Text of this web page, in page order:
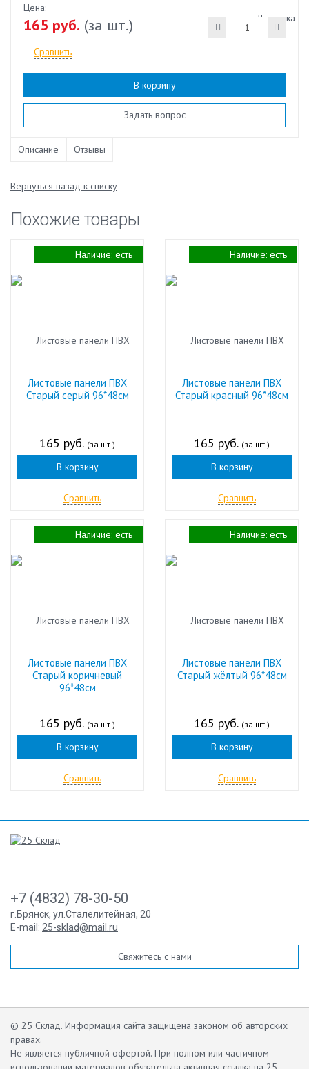
Наличие:есть
Доставка
Цена:
165 руб. (за шт.)
Сравнить
В корзину
Задать вопрос
Описание Отзывы
Вернуться назад к списку
Похожие товары
Листовые панели ПВХ
Старый серый 96*48см
165 руб. (за шт.)
В корзину
Сравнить
Наличие: есть
Листовые панели ПВХ
Старый красный 96*48см
165 руб. (за шт.)
В корзину
Сравнить
Наличие: есть
Листовые панели ПВХ
Старый коричневый
96*48см
165 руб. (за шт.)
В корзину
Сравнить
Наличие: есть
Листовые панели ПВХ
Старый жёлтый 96*48см
165 руб. (за шт.)
В корзину
Сравнить
Наличие: есть
+7 (4832) 78-30-50
г.Брянск, ул.Сталелитейная, 20
E-mail: 25-sklad@mail.ru
Свяжитесь с нами
© 25 Склад. Информация сайта защищена законом об авторских
правах.
Не является публичной офертой. При полном или частичном